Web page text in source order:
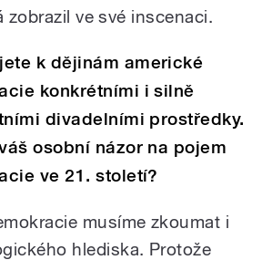
zobrazil ve své inscenaci.
k dějinám americké
konkrétními i silně
divadelními prostředky.
osobní názor na pojem
ve 21. století?
musíme zkoumat i
hlediska. Protože